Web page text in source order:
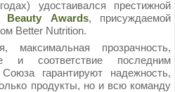
удостаивался престижной
Awards, присуждаемой
Better Nutrition.
максимальная прозрачность,
и соответствие последним
гарантируют надежность,
продукты, но и всю команду